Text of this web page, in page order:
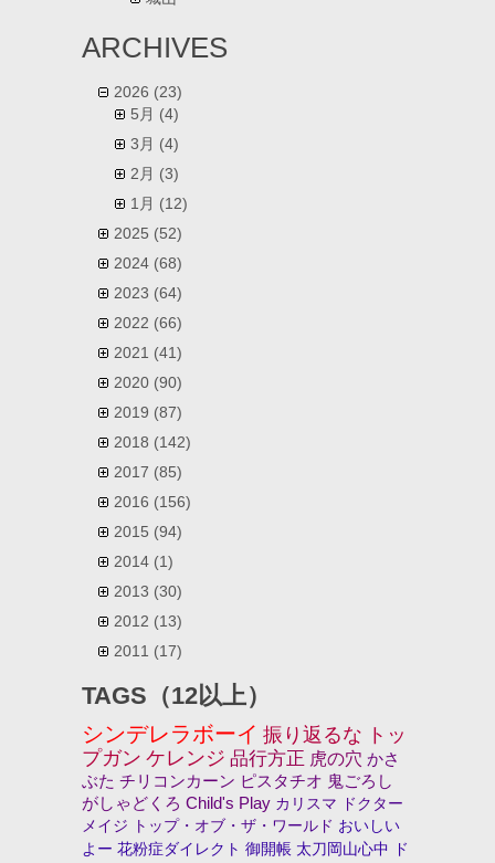
ARCHIVES
2026 (23)
5月 (4)
3月 (4)
2月 (3)
1月 (12)
2025 (52)
2024 (68)
2023 (64)
2022 (66)
2021 (41)
2020 (90)
2019 (87)
2018 (142)
2017 (85)
2016 (156)
2015 (94)
2014 (1)
2013 (30)
2012 (13)
2011 (17)
TAGS（12以上）
シンデレラボーイ 振り返るな トッ
プガン ケレンジ 品行方正 虎の穴 かさ
ぶた チリコンカーン ピスタチオ 鬼ごろし
がしゃどくろ Child's Play カリスマ
ドクター
メイジ
トップ・オブ・ザ・ワールド おいしい
よー 花粉症ダイレクト 御開帳 太刀岡山心中
ド